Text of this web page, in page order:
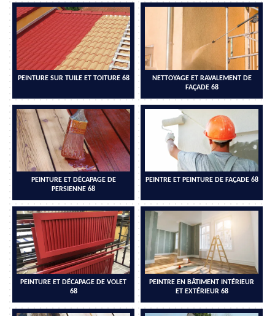
PEINTURE SUR TUILE ET TOITURE 68
NETTOYAGE ET RAVALEMENT DE
FAÇADE 68
PEINTURE ET DÉCAPAGE DE
PERSIENNE 68
PEINTRE ET PEINTURE DE FAÇADE 68
PEINTURE ET DÉCAPAGE DE VOLET
68
PEINTRE EN BÂTIMENT INTÉRIEUR
ET EXTÉRIEUR 68